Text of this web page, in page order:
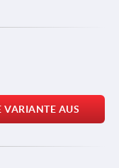
VARIANTE AUS